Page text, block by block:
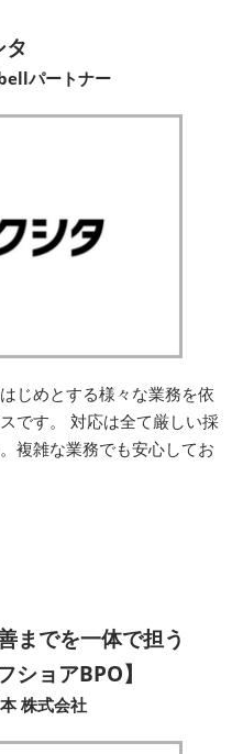
タ
パートナー
じめとする様々な業務を依
です。 対応は全て厳しい採
複雑な業務でも安心してお
までを一体で担う
ショアBPO】
株式会社